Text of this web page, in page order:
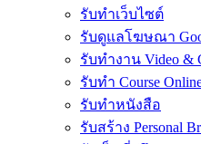
รับทำเว็บไซต์
รับดูแลโฆษณา
รับทำงาน Video &
รับทำ Course
รับทำหนังสือ
รับสร้าง Personal